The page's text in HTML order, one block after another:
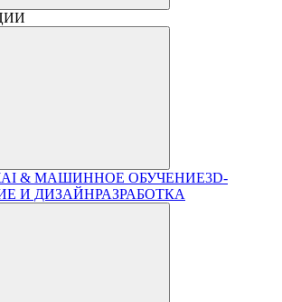
AI & МАШИННОЕ ОБУЧЕНИЕ3D-
И ДИЗАЙНРАЗРАБОТКА